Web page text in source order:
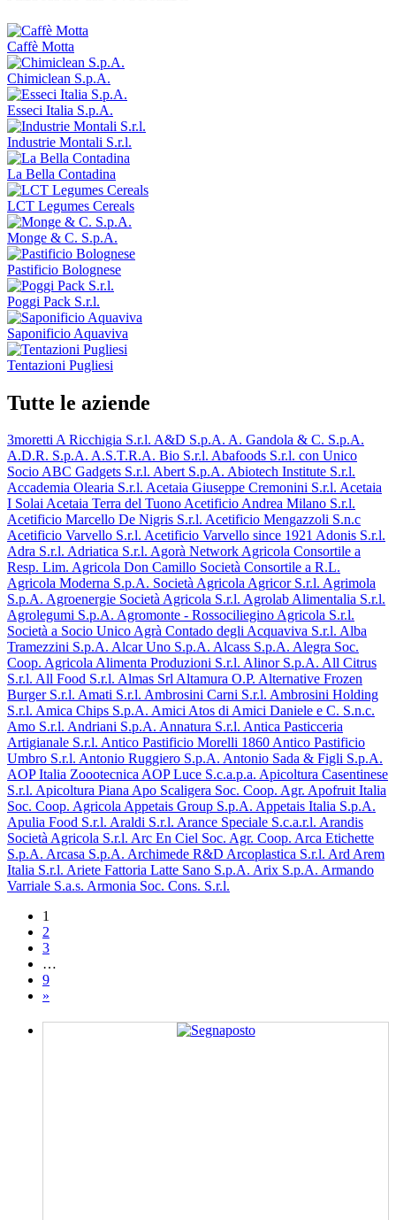
Caffè Motta
Chimiclean S.p.A.
Esseci Italia S.p.A.
Industrie Montali S.r.l.
La Bella Contadina
LCT Legumes Cereals
Monge & C. S.p.A.
Pastificio Bolognese
Poggi Pack S.r.l.
Saponificio Aquaviva
Tentazioni Pugliesi
Tutte le aziende
3morettiA Ricchigia S.r.l. A&D S.p.A. A. Gandola & C. S.p.A.
A.D.R. S.p.A. A.S.T.R.A. Bio S.r.l. Abafoods S.r.l. con Unico
SocioABC Gadgets S.r.l. Abert S.p.A. Abiotech Institute S.r.l.
Accademia Olearia S.r.l. Acetaia Giuseppe Cremonini S.r.l. Acetaia
I SolaiAcetaia Terra del TuonoAcetificio Andrea Milano S.r.l.
Acetificio Marcello De Nigris S.r.l. Acetificio Mengazzoli S.n.c
Acetificio Varvello S.r.l. Acetificio Varvello since 1921 Adonis S.r.l.
Adra S.r.l. Adriatica S.r.l. Agorà NetworkAgricola Consortile a
Resp. Lim. Agricola Don Camillo Società Consortile a R.L.
Agricola Moderna S.p.A. Società AgricolaAgricor S.r.l. Agrimola
S.p.A. Agroenergie Società Agricola S.r.l. Agrolab Alimentalia S.r.l.
Agrolegumi S.p.A. Agromonte - Rossociliegino Agricola S.r.l.
Società a Socio UnicoAgrà Contado degli Acquaviva S.r.l. Alba
Tramezzini S.p.A. Alcar Uno S.p.A. Alcass S.p.A. Alegra Soc.
Coop. AgricolaAlimenta Produzioni S.r.l. Alinor S.p.A. All Citrus
S.r.l. All Food S.r.l. Almas SrlAltamura O.P. Alternative Frozen
Burger S.r.l. Amati S.r.l. Ambrosini Carni S.r.l. Ambrosini Holding
S.r.l. Amica Chips S.p.A. Amici Atos di Amici Daniele e C. S.n.c.
Amo S.r.l. Andriani S.p.A. Annatura S.r.l. Antica Pasticceria
Artigianale S.r.l. Antico Pastificio Morelli 1860Antico Pastificio
Umbro S.r.l. Antonio Ruggiero S.p.A. Antonio Sada & Figli S.p.A.
AOP Italia ZoootecnicaAOP Luce S.c.a.p.a. Apicoltura Casentinese
S.r.l. Apicoltura PianaApo Scaligera Soc. Coop. Agr. Apofruit Italia
Soc. Coop. AgricolaAppetais Group S.p.A. Appetais Italia S.p.A.
Apulia Food S.r.l. Araldi S.r.l. Arance Speciale S.c.a.r.l. Arandis
Società Agricola S.r.l. Arc En Ciel Soc. Agr. Coop. Arca Etichette
S.p.A. Arcasa S.p.A. Archimede R&D Arcoplastica S.r.l. ArdArem
Italia S.r.l. Ariete Fattoria Latte Sano S.p.A. Arix S.p.A. Armando
Varriale S.a.s. Armonia Soc. Cons. S.r.l.
1
2
3
…
9
»